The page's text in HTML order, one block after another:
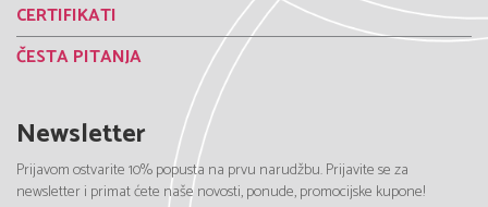
CERTIFIKATI
ČESTA PITANJA
Newsletter
Prijavom ostvarite 10% popusta na prvu narudžbu. Prijavite se za
newsletter i primat ćete naše novosti, ponude, promocijske kupone!